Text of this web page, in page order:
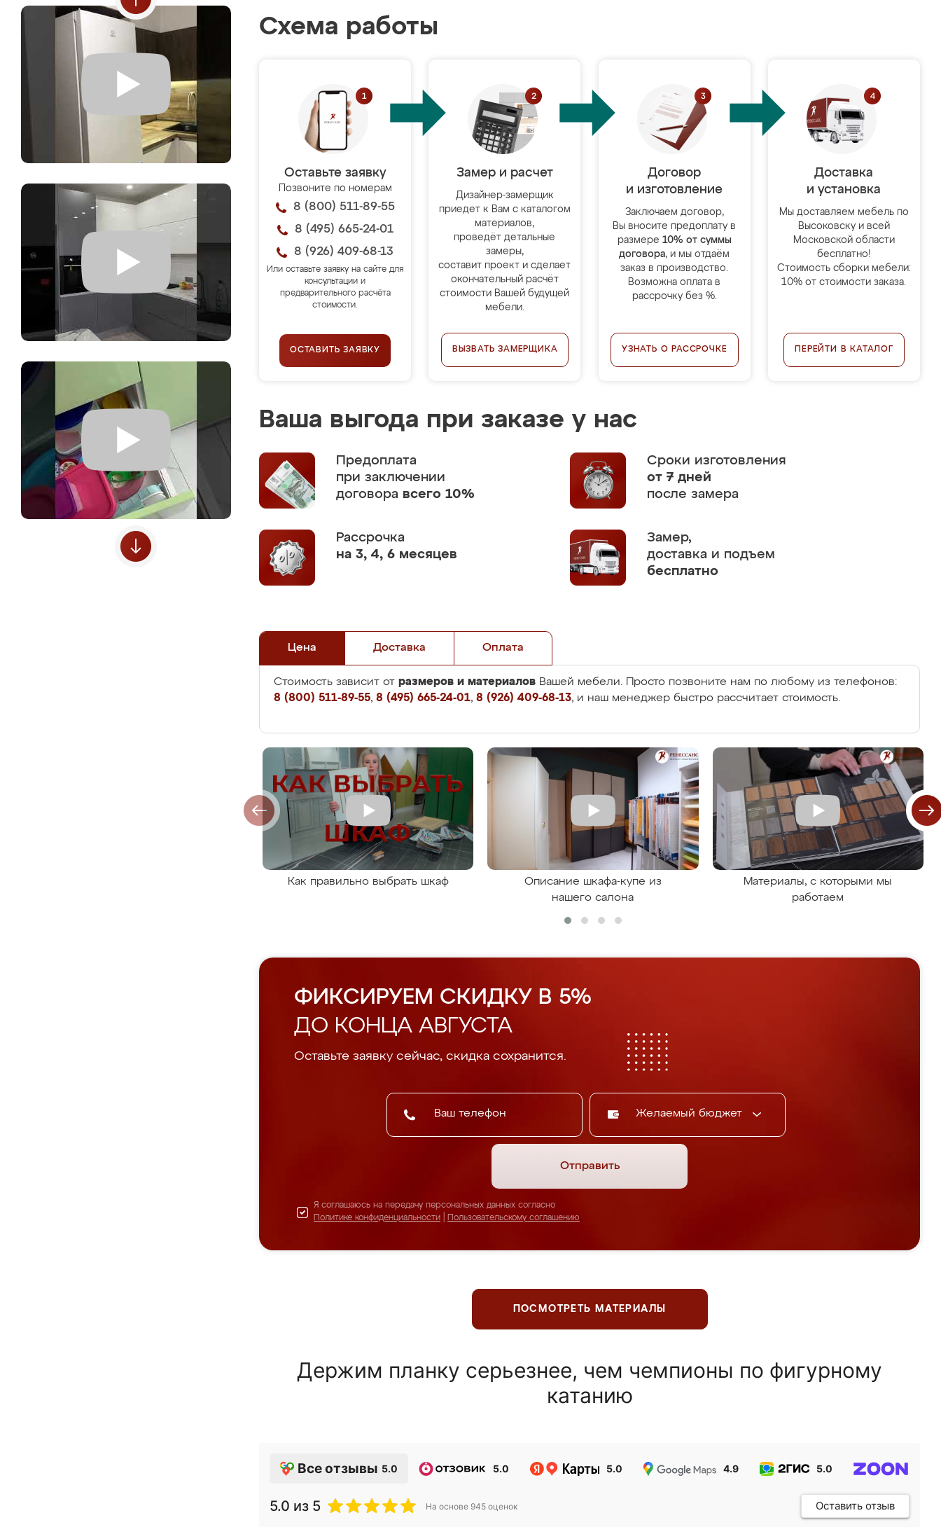
Схема работы
Оставьте заявку
Позвоните по номерам
8 (800) 511-89-55
8 (495) 665-24-01
8 (926) 409-68-13
Или оставьте заявку на сайте для
консультации и
предварительного расчёта
стоимости.
ОСТАВИТЬ ЗАЯВКУ
Замер и расчет
Дизайнер-замерщик
приедет к Вам с каталогом
материалов,
проведёт детальные
замеры,
составит проект и сделает
окончательный расчёт
стоимости Вашей будущей
мебели.
ВЫЗВАТЬ ЗАМЕРЩИКА
Договор
и изготовление
Заключаем договор,
Вы вносите предоплату в
размере 10% от суммы
договора, и мы отдаём
заказ в производство.
Возможна оплата в
рассрочку без %.
УЗНАТЬ О РАССРОЧКЕ
Доставка
и установка
Мы доставляем мебель по
Высоковску и всей
Московской области
бесплатно!
Стоимость сборки мебели:
10% от стоимости заказа.
ПЕРЕЙТИ В КАТАЛОГ
Ваша выгода при заказе у нас
Предоплата
при заключении
договора всего 10%
Сроки изготовления
от 7 дней
после замера
Рассрочка
на 3, 4, 6 месяцев
Замер,
доставка и подъем
бесплатно
Цена Доставка Оплата
Стоимость зависит от размеров и материалов Вашей мебели. Просто позвоните нам по любому из телефонов:
8 (800) 511-89-55, 8 (495) 665-24-01, 8 (926) 409-68-13, и наш менеджер быстро рассчитает стоимость.
Как правильно выбрать шкаф
Описание шкафа-купе из
нашего салона
Материалы, с которыми мы
работаем
ФИКСИРУЕМ СКИДКУ В 5%
ДО КОНЦА АВГУСТА
Оставьте заявку сейчас, скидка сохранится.
Желаемый бюджет
Отправить
Я соглашаюсь на передачу персональных данных согласно
Политике конфиденциальности
Пользовательскому соглашению
ПОСМОТРЕТЬ МАТЕРИАЛЫ
Держим планку серьезнее, чем чемпионы по фигурному
катанию
Все отзывы 5.0 5.0 5.0 4.9 5.0
5.0 из 5 На основе 945 оценок Оставить отзыв